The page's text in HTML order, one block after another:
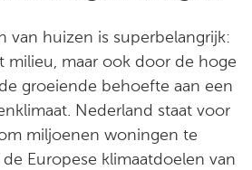
van huizen is superbelangrijk:
milieu, maar ook door de hoge
groeiende behoefte aan een
Nederland staat voor
miljoenen woningen te
Europese klimaatdoelen van